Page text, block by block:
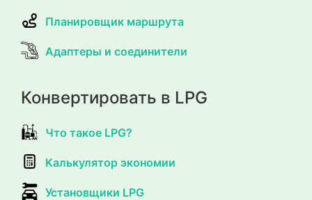
Планировщик маршрута
Адаптеры и соединители
Конвертировать в LPG
Что такое LPG?
Калькулятор экономии
Установщики LPG